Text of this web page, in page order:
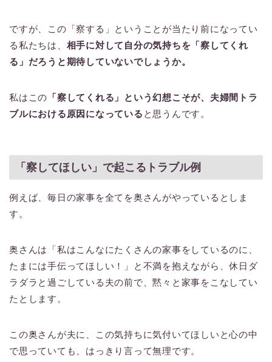
ですが、この「察する」ということが当たり前になってい
る私たちは、 相手に対して自分の気持ちを「察してくれ
る」だろうと期待していないでしょうか。
私はこの 「察してくれる」という幻想こそが、夫婦間トラ
ブルにおける原因になっている と思うんです。
「察してほしい」で起こるトラブル例
例えば、毎日の家事を全てを奥さんがやっているとしま
す。
奥さんは「私はこんなにたくさんの家事をしているのに、
たまには手伝ってほしい！」と不満を抱えながら、休日ダ
ラダラと過ごしている夫の前で、黙々と家事をこなしてい
たとします。
この奥さんが夫に、この気持ちに気付いてほしいと心の中
で思っていても、はっきり言って無理です。